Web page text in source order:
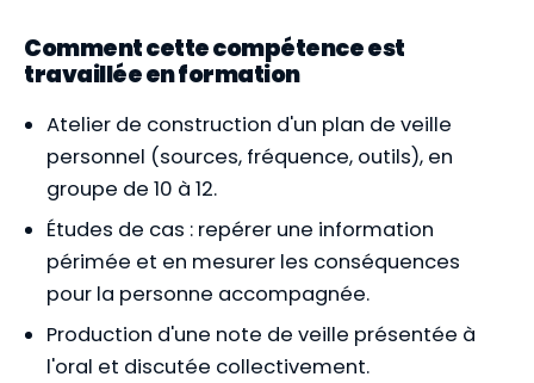
Comment cette compétence est
travaillée en formation
Atelier de construction d'un plan de veille
personnel (sources, fréquence, outils), en
groupe de 10 à 12.
Études de cas : repérer une information
périmée et en mesurer les conséquences
pour la personne accompagnée.
Production d'une note de veille présentée à
l'oral et discutée collectivement.